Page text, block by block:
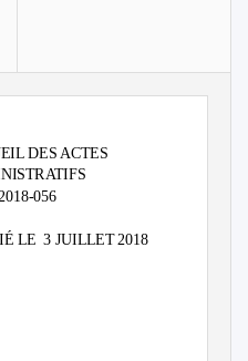
DES ACTES
056
LE 3 JUILLET 2018